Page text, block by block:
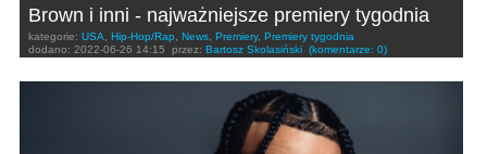
Brown i inni - najważniejsze premiery tygodnia
kategorie: USA Hip-Hop/Rap News Premiery, Premiery tygodnia
dodano: 2022-06-26 14:15 przez: Bartosz Skolasiński (komentarze: 0)